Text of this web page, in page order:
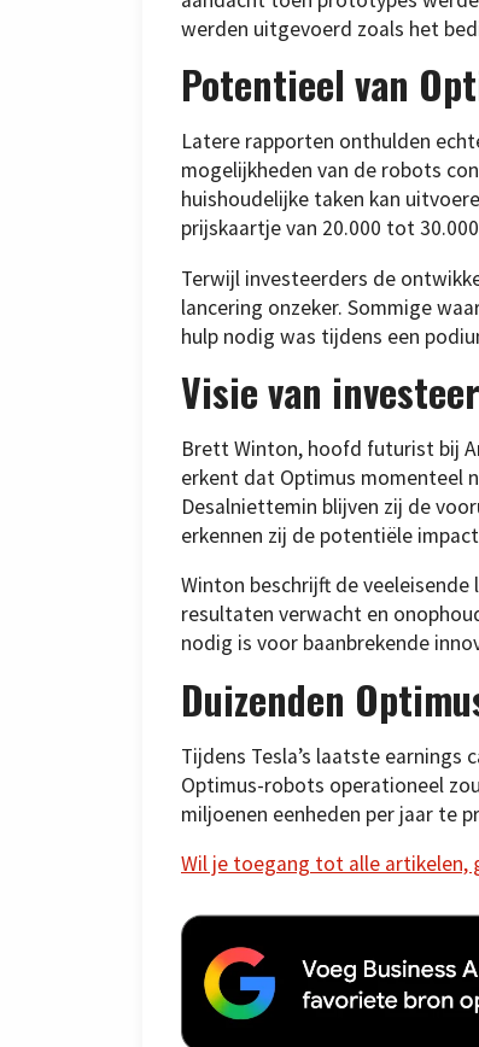
werden uitgevoerd zoals het
Potentieel van
Latere rapporten onthulden
mogelijkheden van de robots
huishoudelijke taken kan
prijskaartje van 20.000 tot
Terwijl investeerders de
lancering onzeker. Sommige
hulp nodig was tijdens een
Visie van
Brett Winton, hoofd futurist bij
erkent dat Optimus momenteel
Desalniettemin blijven zij de
erkennen zij de potentiële
Winton beschrijft de
resultaten verwacht en
nodig is voor baanbrekende
Duizenden
Tijdens Tesla’s laatste
Optimus-robots operationeel
miljoenen eenheden per jaar te
Wil je toegang tot alle artikelen,